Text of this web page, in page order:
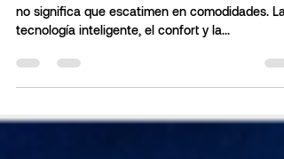
Los baños son cada vez más pequeños, pero
no significa que escatimen en comodidades. La
tecnología inteligente, el confort y la...